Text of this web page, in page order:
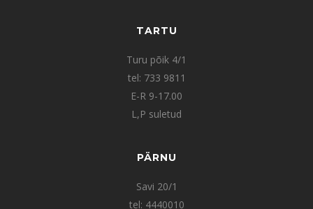
TARTU
Turu põik 4/1
tel: 733 9811
E-R 9-17.00
L,P suletud
PÄRNU
Savi 20/1
tel: 4440010